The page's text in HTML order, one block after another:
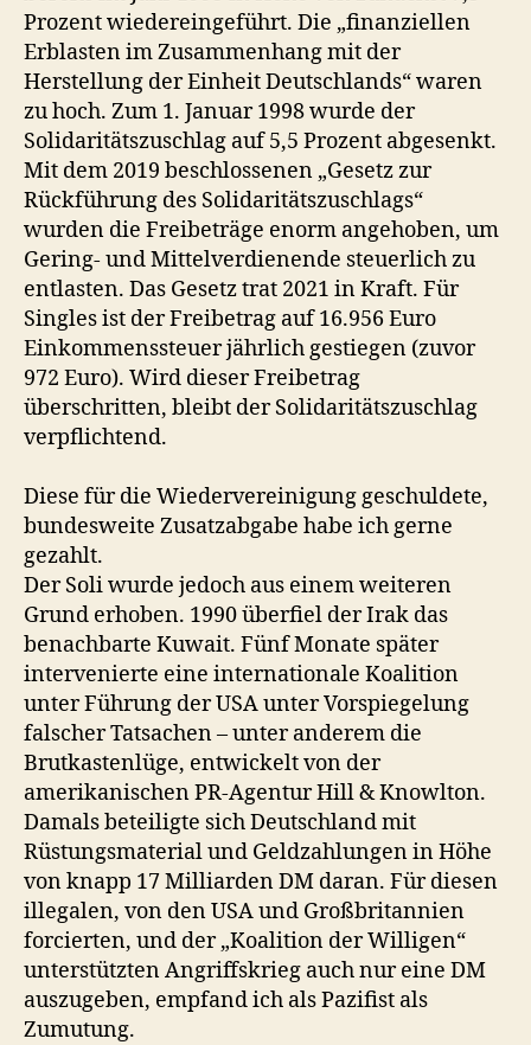
Prozent wiedereingeführt. Die „finanziellen
Erblasten im Zusammenhang mit der
Herstellung der Einheit Deutschlands“ waren
zu hoch. Zum 1. Januar 1998 wurde der
Solidaritätszuschlag auf 5,5 Prozent abgesenkt.
Mit dem 2019 beschlossenen „Gesetz zur
Rückführung des Solidaritätszuschlags“
wurden die Freibeträge enorm angehoben, um
Gering- und Mittelverdienende steuerlich zu
entlasten. Das Gesetz trat 2021 in Kraft. Für
Singles ist der Freibetrag auf 16.956 Euro
Einkommenssteuer jährlich gestiegen (zuvor
972 Euro). Wird dieser Freibetrag
überschritten, bleibt der Solidaritätszuschlag
verpflichtend.
Diese für die Wiedervereinigung geschuldete,
bundesweite Zusatzabgabe habe ich gerne
gezahlt.
Der Soli wurde jedoch aus einem weiteren
Grund erhoben. 1990 überfiel der Irak das
benachbarte Kuwait. Fünf Monate später
intervenierte eine internationale Koalition
unter Führung der USA unter Vorspiegelung
falscher Tatsachen – unter anderem die
Brutkastenlüge, entwickelt von der
amerikanischen PR-Agentur Hill & Knowlton.
Damals beteiligte sich Deutschland mit
Rüstungsmaterial und Geldzahlungen in Höhe
von knapp 17 Milliarden DM daran. Für diesen
illegalen, von den USA und Großbritannien
forcierten, und der „Koalition der Willigen“
unterstützten Angriffskrieg auch nur eine DM
auszugeben, empfand ich als Pazifist als
Zumutung.